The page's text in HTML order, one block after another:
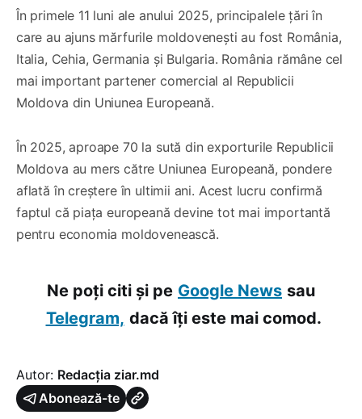
În primele 11 luni ale anului 2025, principalele țări în
care au ajuns mărfurile moldovenești au fost România,
Italia, Cehia, Germania și Bulgaria. România rămâne cel
mai important partener comercial al Republicii
Moldova din Uniunea Europeană.
În 2025, aproape 70 la sută din exporturile Republicii
Moldova au mers către Uniunea Europeană, pondere
aflată în creștere în ultimii ani. Acest lucru confirmă
faptul că piața europeană devine tot mai importantă
pentru economia moldovenească.
Ne poți citi și pe Google News sau
Telegram, dacă îți este mai comod.
Autor: Redacția ziar.md
Abonează-te